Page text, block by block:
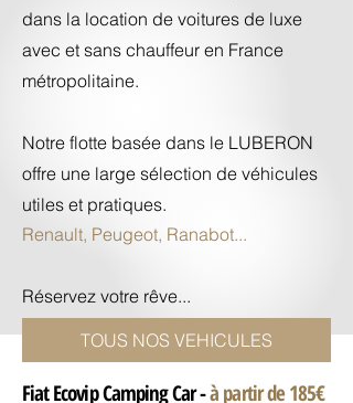
dans la location de voitures de luxe
avec et sans chauffeur en France
métropolitaine.
Notre flotte basée dans le LUBERON
offre une large sélection de véhicules
utiles et pratiques.
Renault, Peugeot, Ranabot...
Réservez votre rêve...
Fiat Ecovip Camping Car -à partir de 185€
TOUS NOS VEHICULES